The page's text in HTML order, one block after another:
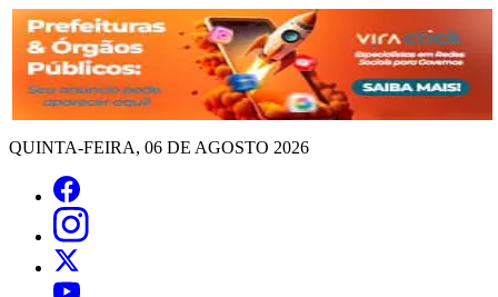
QUINTA-FEIRA, 06 DE AGOSTO 2026